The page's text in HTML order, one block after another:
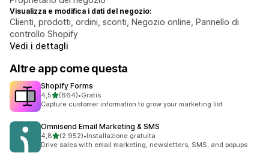
Visualizza e modifica i dati del negozio:
Clienti, prodotti, ordini, sconti, Negozio online, Pannello di
controllo Shopify
Vedi i dettagli
Altre app come questa
Shopify Forms
4,5stelle su 5
(664)
664 recensioni totali
•Gratis
Capture customer information to grow your marketing list
Omnisend Email Marketing & SMS
4,8stelle su 5
(2.952)
2952 recensioni totali
•Installazione gratuita
Drive sales with email marketing, newsletters, SMS, and popups